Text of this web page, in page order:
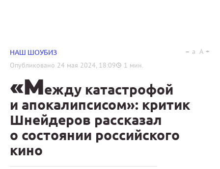
НАШ ШОУБИЗ
Опубликовано 24 мая 2024, 18:09 1 мин.
a A
«Между катастрофой
и апокалипсисом»: критик
Шнейдеров рассказал
о состоянии российского
кино